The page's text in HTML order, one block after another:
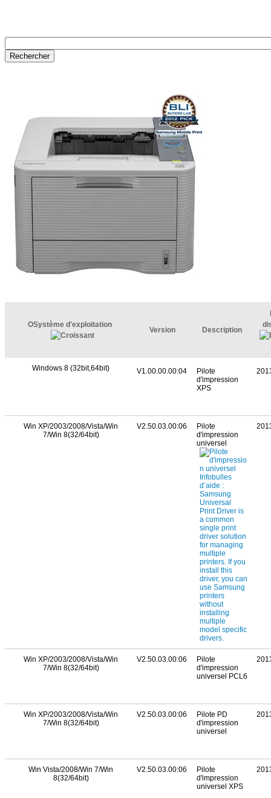
OSystème d'exploitation
Version Description
Windows 8 (32bit,64bit) V1.00.00.00:04
Pilote
d'impression
XPS
Win XP/2003/2008/Vista/Win
7/Win 8(32/64bit)
V2.50.03.00:06
Pilote
d'impression
universel
Win XP/2003/2008/Vista/Win
7/Win 8(32/64bit)
V2.50.03.00:06
Pilote
d'impression
universel PCL6
Win XP/2003/2008/Vista/Win
7/Win 8(32/64bit)
V2.50.03.00:06
Pilote PD
d'impression
universel
Win Vista/2008/Win 7/Win
8(32/64bit)
V2.50.03.00:06
Pilote
d'impression
universel XPS